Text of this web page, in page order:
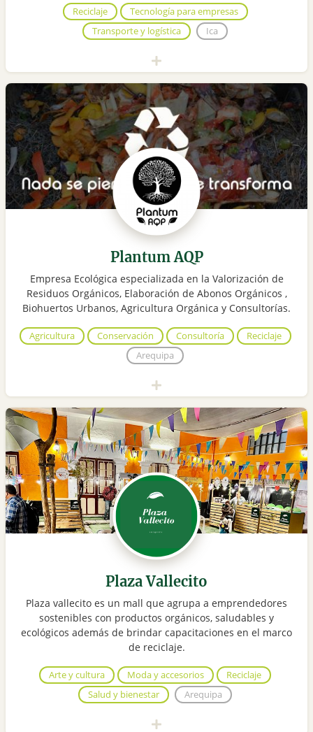
Reciclaje
Tecnología para empresas
Transporte y logística
Ica
Plantum AQP
Empresa Ecológica especializada en la Valorización de
Residuos Orgánicos, Elaboración de Abonos Orgánicos ,
Biohuertos Urbanos, Agricultura Orgánica y Consultorías.
Agricultura Conservación Consultoría
Reciclaje
Arequipa
Plaza Vallecito
Plaza vallecito es un mall que agrupa a emprendedores
sostenibles con productos orgánicos, saludables y
ecológicos además de brindar capacitaciones en el marco
de reciclaje.
Arte y cultura Moda y accesorios
Reciclaje
Salud y bienestar
Arequipa